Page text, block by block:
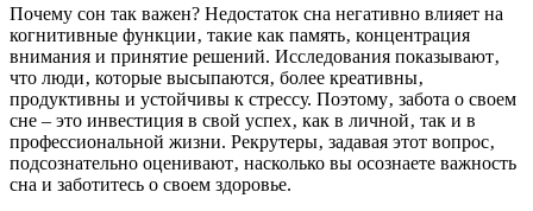
Почему сон так важен? Недостаток сна негативно влияет на
когнитивные функции‚ такие как память‚ концентрация
внимания и принятие решений. Исследования показывают‚
что люди‚ которые высыпаются‚ более креативны‚
продуктивны и устойчивы к стрессу. Поэтому‚ забота о своем
сне – это инвестиция в свой успех‚ как в личной‚ так и в
профессиональной жизни. Рекрутеры‚ задавая этот вопрос‚
подсознательно оценивают‚ насколько вы осознаете важность
сна и заботитесь о своем здоровье.